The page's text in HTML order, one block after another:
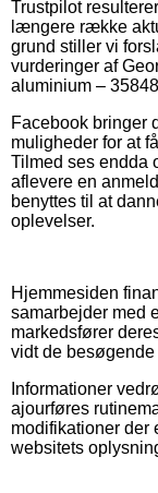
Trustpilot
længere række
grund stiller vi
vurderinger af
aluminium –
Facebook bringer
muligheder for at
Tilmed ses endda
aflevere en
benyttes til at
oplevelser.
Hjemmesiden
samarbejder med
markedsfører
vidt de
Informationer
ajourføres
modifikationer der
websitets